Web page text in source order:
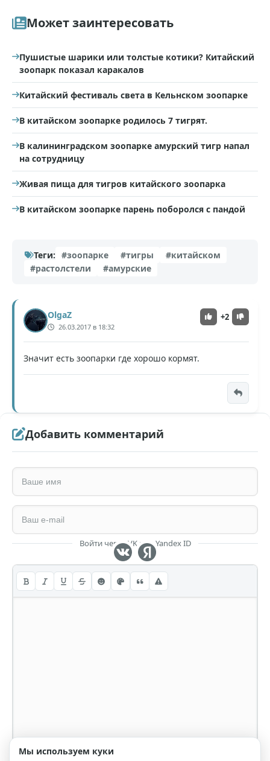
Может заинтересовать
Пушистые шарики или толстые котики? Китайский
зоопарк показал каракалов
Китайский фестиваль света в Кельнском зоопарке
В китайском зоопарке родилось 7 тигрят.
В калининградском зоопарке амурский тигр напал
на сотрудницу
Живая пища для тигров китайского зоопарка
В китайском зоопарке парень поборолся с пандой
Теги: #зоопарке #тигры
#китайском
#растолстели
#амурские
OlgaZ
26.03.2017 в 18:32
+2
Значит есть зоопарки где хорошо кормят.
Добавить комментарий
Войти через VK или Yandex ID
Мы используем куки